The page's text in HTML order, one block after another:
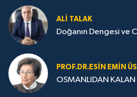
ALI TALAK
Doğanın Dengesi ve
PROF.DR.ESIN EMIN
OSMANLIDAN KALAN